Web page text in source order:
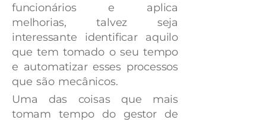
funcionários e aplica
melhorias, talvez seja
interessante identificar aquilo
que tem tomado o seu tempo
e automatizar esses processos
que são mecânicos.
Uma das coisas que mais
tomam tempo do gestor de